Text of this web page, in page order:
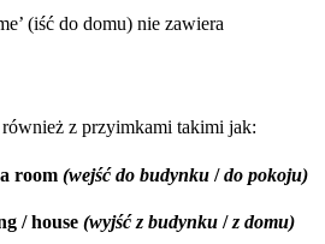
(iść do domu) nie zawiera
również z przyimkami takimi jak:
room (wejść do budynku /do pokoju)
/ house (wyjść z budynku /z domu)